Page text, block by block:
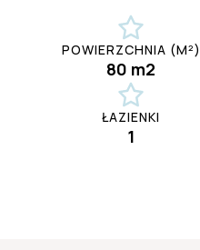
POWIERZCHNIA (M²)
80 m2
ŁAZIENKI
1